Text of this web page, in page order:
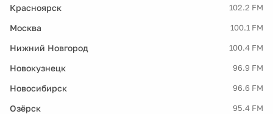
Красноярск 102.2 FM
Москва 100.1 FM
Нижний Новгород 100.4 FM
Новокузнецк 96.9 FM
Новосибирск 96.6 FM
Озёрск 95.4 FM